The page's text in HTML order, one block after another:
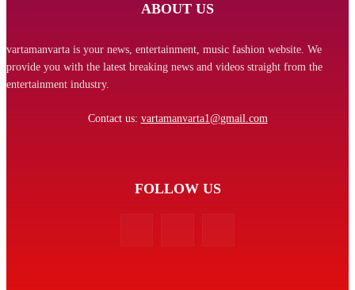
ABOUT US
vartamanvarta is your news, entertainment, music fashion website. We
provide you with the latest breaking news and videos straight from the
entertainment industry.
Contact us: vartamanvarta1@gmail.com
FOLLOW US